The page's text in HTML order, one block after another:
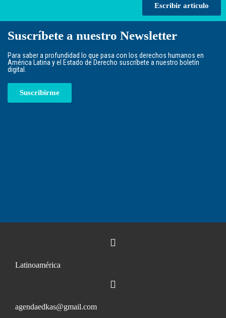
Escribir artículo
Suscríbete a nuestro Newsletter
Para saber a profundidad lo que pasa con los derechos humanos en
América Latina y el Estado de Derecho suscríbete a nuestro boletín
digital.
Suscribirme
Latinoamérica
agendaedkas@gmail.com